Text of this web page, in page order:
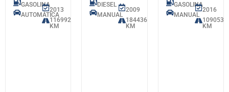
GASOLINA
AUTOMÁTICA
2013
116992
KM
DIESEL
MANUAL
2009
184436
KM
GASOLINA
MANUAL
2016
109053
KM